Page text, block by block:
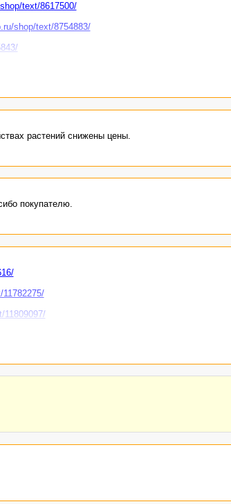
text/8617500/
shop/text/8754883/
8715498/
-
http://advego.ru/shop/text/12317782/
растений снижены цены.
покупателю.
11809097/